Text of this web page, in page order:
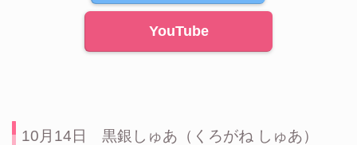
YouTube
10月14日 黒銀しゅあ（くろがね しゅあ）